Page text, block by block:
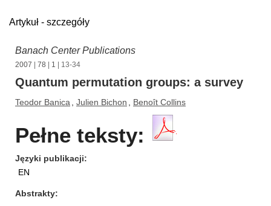
Artykuł - szczegóły
Banach Center Publications
2007 78 1 | 13-34
Quantum permutation groups: a survey
Teodor Banica Julien Bichon Benoît Collins
Pełne teksty:
Języki publikacji
EN
Abstrakty